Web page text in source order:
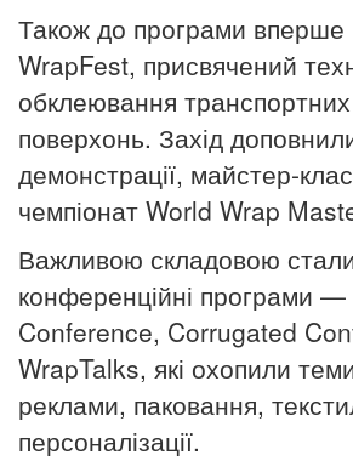
Також до програми вперше
WrapFest, присвячений
обклеювання транспортних
поверхонь. Захід
демонстрації, майстер-
чемпіонат World Wrap
Важливою складовою
конференційні програми —
Conference, Corrugated
WrapTalks, які охопили
реклами, паковання,
персоналізації.